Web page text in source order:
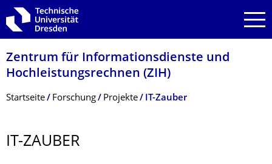
Zur Hauptnavigation springen
Zur Suche springen
Zum Inhalt springen
Zentrum für Informations­dienste und
Hochleistungs­rechnen (ZIH)
Breadcrumb-Menü
Startseite Forschung Projekte IT-Zauber
IT-ZAUBER